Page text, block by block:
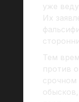
уже
Их
Тем
против
срочном